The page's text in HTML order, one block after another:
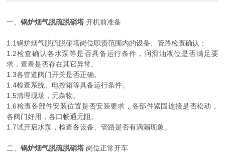
一、锅炉烟气脱硫脱硝塔开机前准备
1.1锅炉烟气脱硫脱硝塔岗位职责范围内的设备、管路检查确认；
1.2检查确认各水泵等是否具备运行条件，润滑油液位是否满足要
求，查看是否存在其它异常。
1.3各管道阀门开关是否正确。
1.4检查系统、电控箱等具备运行条件。
1.5清理现场，无杂物。
1.6检查各部件安装位置是否安装要求，各部件紧固连接是否松动，
各阀门好用，各口畅通无阻。
1.7试开启水泵，检查各设备、管路是否有滴漏现象。
二、锅炉烟气脱硫脱硝塔 岗位正常开车